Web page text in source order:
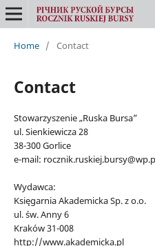
Home / Contact
Contact
Stowarzyszenie „Ruska Bursa”
ul. Sienkiewicza 28
38-300 Gorlice
e-mail:
Wydawca:
Księgarnia Akademicka Sp. z o.o.
ul. św. Anny 6
Kraków 31-008
http://www.akademicka.pl